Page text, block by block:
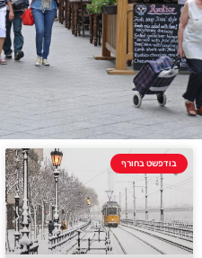
בודפשט בחורף